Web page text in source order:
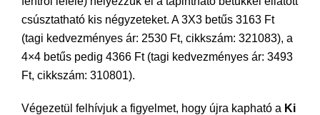
csúsztatható kis négyzeteket. A 3X3 betűs 3163 Ft
(tagi kedvezményes ár: 2530 Ft, cikkszám: 321083), a
4×4 betűs pedig 4366 Ft (tagi kedvezményes ár: 3493
Ft, cikkszám: 310801).
Végezetül felhívjuk a figyelmet, hogy újra kapható a Ki